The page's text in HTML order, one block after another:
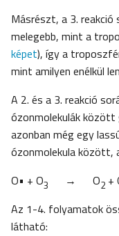
Másrészt, a 3.
melegebb, mint a
képet), így a
mint amilyen enélkül
A 2. és a 3. reakció
ózonmolekulák között
azonban még egy
ózonmolekula között,
O• + O3 → O2 +
Az 1-4. folyamatok
látható: